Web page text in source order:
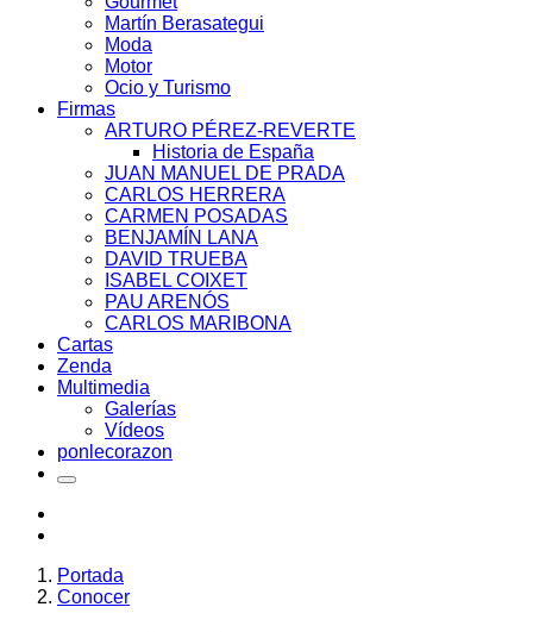
Martín Berasategui
Moda
Motor
Ocio y Turismo
Firmas
ARTURO PÉREZ-REVERTE
Historia de España
JUAN MANUEL DE PRADA
CARLOS HERRERA
CARMEN POSADAS
BENJAMÍN LANA
DAVID TRUEBA
ISABEL COIXET
PAU ARENÓS
CARLOS MARIBONA
Cartas
Zenda
Multimedia
Galerías
Vídeos
ponlecorazon
Portada
Conocer